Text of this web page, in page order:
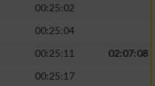
00:25:02
00:25:04
00:25:11
02:07:08
00:25:17